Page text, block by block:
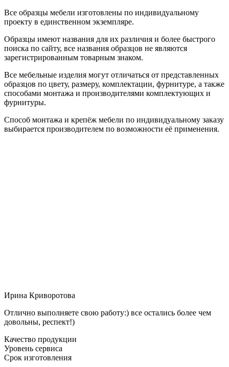
Все образцы мебели изготовлены по индивидуальному
проекту в единственном экземпляре.
Образцы имеют названия для их различия и более быстрого
поиска по сайту, все названия образцов не являются
зарегистрированным товарным знаком.
Все мебельные изделия могут отличаться от представленных
образцов по цвету, размеру, комплектации, фурнитуре, а также
способами монтажа и производителями комплектующих и
фурнитуры.
Способ монтажа и крепёж мебели по индивидуальному заказу
выбирается производителем по возможности её применения.
Ирина Криворотова
Отлично выполняете свою работу:) все остались более чем
довольны, респект!)
Качество продукции
Уровень сервиса
Срок изготовления